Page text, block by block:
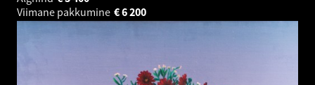
Viimane pakkumine
6 200
€